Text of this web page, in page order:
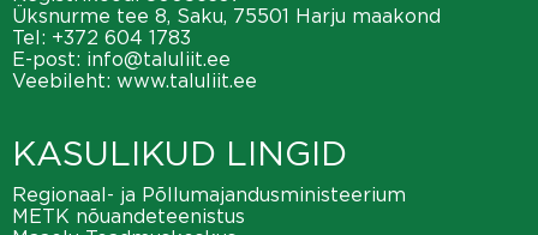
Üksnurme tee 8, Saku, 75501 Harju maakond
Tel: +372 604 1783
E-post: info@taluliit.ee
Veebileht: www.taluliit.ee
KASULIKUD LINGID
Regionaal- ja Põllumajandusministeerium
METK nõuandeteenistus